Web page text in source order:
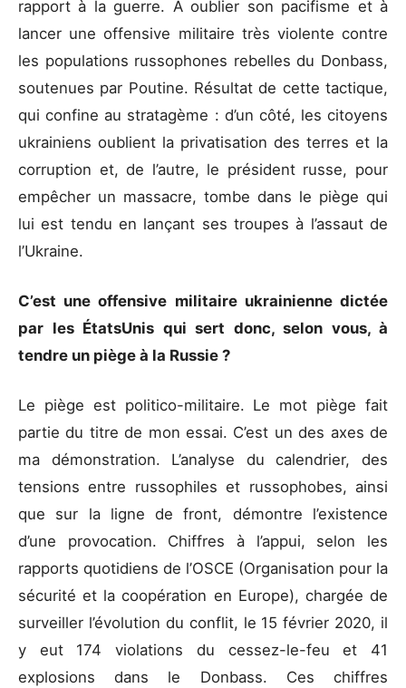
rapport à la guerre. À oublier son pacifisme et à
lancer une offensive militaire très violente contre
les populations russophones rebelles du Donbass,
soutenues par Poutine. Résultat de cette tactique,
qui confine au stratagème : d’un côté, les citoyens
ukrainiens oublient la privatisation des terres et la
corruption et, de l’autre, le président russe, pour
empêcher un massacre, tombe dans le piège qui
lui est tendu en lançant ses troupes à l’assaut de
l’Ukraine.
C’est une offensive militaire ukrainienne dictée
par les ÉtatsUnis qui sert donc, selon vous, à
tendre un piège à la Russie ?
Le piège est politico-militaire. Le mot piège fait
partie du titre de mon essai. C’est un des axes de
ma démonstration. L’analyse du calendrier, des
tensions entre russophiles et russophobes, ainsi
que sur la ligne de front, démontre l’existence
d’une provocation. Chiffres à l’appui, selon les
rapports quotidiens de l’OSCE (Organisation pour la
sécurité et la coopération en Europe), chargée de
surveiller l’évolution du conflit, le 15 février 2020, il
y eut 174 violations du cessez-le-feu et 41
explosions dans le Donbass. Ces chiffres